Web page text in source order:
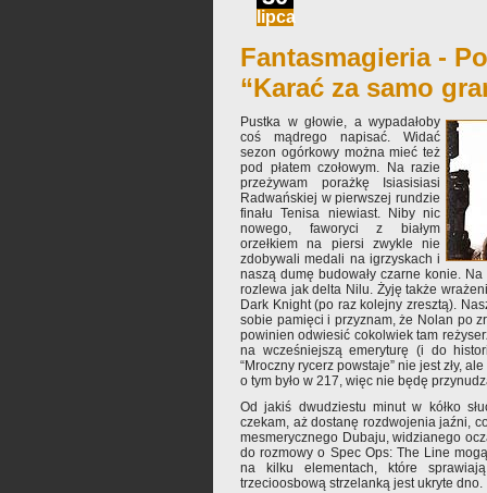
lipca
Fantasmagieria -
“Karać za samo
Pustka w głowie, a wypadałoby
coś mądrego napisać. Widać
sezon ogórkowy można mieć też
pod płatem czołowym. Na razie
przeżywam porażkę Isiasisiasi
Radwańskiej w pierwszej rundzie
finału Tenisa niewiast. Niby nic
nowego, faworyci z białym
orzełkiem na piersi zwykle nie
zdobywali medali na igrzyskach i
naszą dumę budowały czarne konie.
rozlewa jak delta Nilu. Żyję także
Dark Knight (po raz kolejny zresztą).
sobie pamięci i przyznam, że Nolan po
powinien odwiesić cokolwiek tam
na wcześniejszą emeryturę (i do
“Mroczny rycerz powstaje” nie jest zły,
o tym było w 217, więc nie będę
Od jakiś dwudziestu minut w kółko
czekam, aż dostanę rozdwojenia jaźni,
mesmerycznego Dubaju, widzianego
do rozmowy o Spec Ops: The Line
na kilku elementach, które
trzecioosbową strzelanką jest ukryte dno.